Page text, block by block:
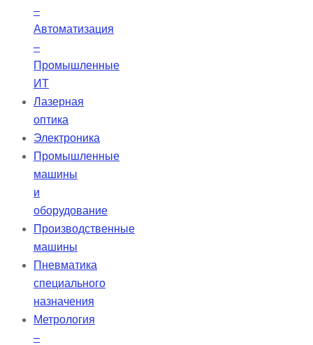
–
Автоматизация
–
Промышленные
ИТ
Лазерная
оптика
Электроника
Промышленные
машины
и
оборудование
Производственные
машины
Пневматика
специального
назначения
Метрология
–